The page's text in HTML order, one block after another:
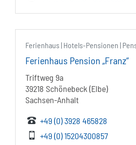
Ferienhaus | Hotels-Pensionen |
Ferienhaus Pension „Franz“
Triftweg 9a
39218 Schönebeck (Elbe)
Sachsen-Anhalt
+49 (0) 3928 465828
+49 (0) 15204300857